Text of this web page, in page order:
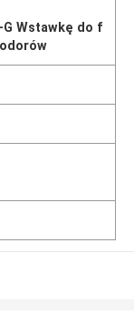
G Wstawkę do f